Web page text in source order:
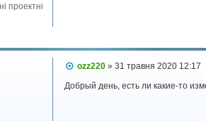
проектні
П
в
ozz220 »31 травня 2020 12:17
Добрый день, есть ли какие-то